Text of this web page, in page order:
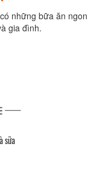
những bữa ăn ngon
gia đình.
sữa